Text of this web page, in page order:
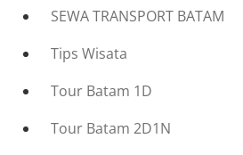
SEWA TRANSPORT BATAM
Tips Wisata
Tour Batam 1D
Tour Batam 2D1N